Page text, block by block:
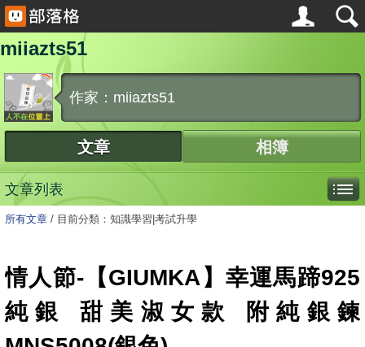
miiazts51
作家：miiazts51
文章 相簿
文章列表
所有文章 / 目前分類：知識學習|考試升學
情人節-【GIUMKA】幸運馬蹄925
純銀 甜美淑女款 附純銀鍊